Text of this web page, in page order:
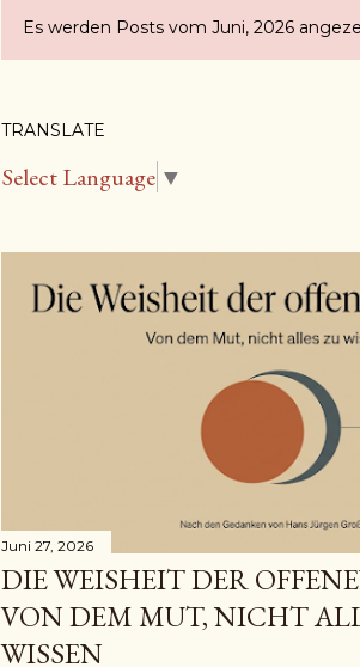
P
s
t
Es werden Posts vom Juni, 2026
TRANSLATE
Select Language ▼
Juni 27, 2026
DIE WEISHEIT DER
VON DEM MUT, NICHT
WISSEN